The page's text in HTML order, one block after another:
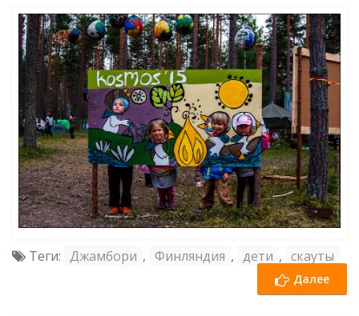
Теги: Джамбори , Финляндия , дети , скауты
Далее